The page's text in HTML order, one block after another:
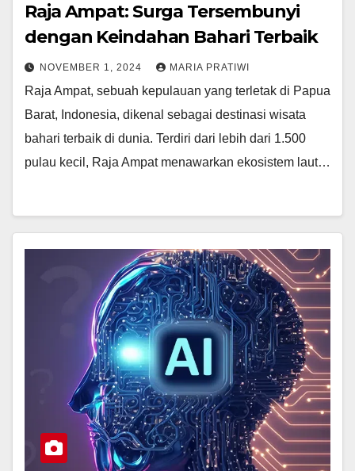
Raja Ampat: Surga Tersembunyi
dengan Keindahan Bahari Terbaik
NOVEMBER 1, 2024 MARIA PRATIWI
Raja Ampat, sebuah kepulauan yang terletak di Papua
Barat, Indonesia, dikenal sebagai destinasi wisata
bahari terbaik di dunia. Terdiri dari lebih dari 1.500
pulau kecil, Raja Ampat menawarkan ekosistem laut…